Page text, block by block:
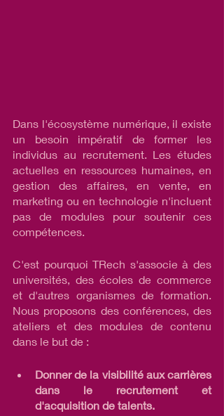
Dans l'écosystème numérique, il existe
un besoin impératif de former les
individus au recrutement. Les études
actuelles en ressources humaines, en
gestion des affaires, en vente, en
marketing ou en technologie n'incluent
pas de modules pour soutenir ces
compétences.
C'est pourquoi TRech s'associe à des
universités, des écoles de commerce
et d'autres organismes de formation.
Nous proposons des conférences, des
ateliers et des modules de contenu
dans le but de :
Donner de la visibilité aux carrières
dans le recrutement et
d'acquisition de talents.